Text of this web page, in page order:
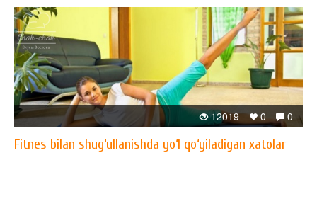
0
0
12019
Fitnes bilan shug‘ullanishda yo‘l qo‘yiladigan xatolar